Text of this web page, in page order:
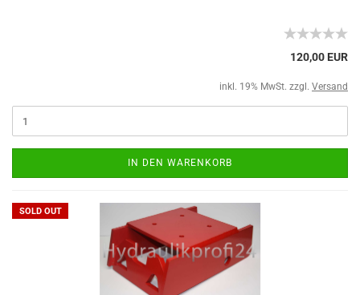
120,00 EUR
inkl. 19% MwSt. zzgl. Versand
IN DEN WARENKORB
SOLD OUT